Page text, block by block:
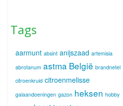
Tags
aarmunt absint anijszaad artemisia
abrotanum astma België brandnetel
citroenkruid citroenmelisse
galaandoeningen gazon heksen hobby